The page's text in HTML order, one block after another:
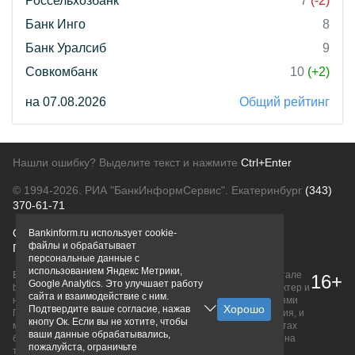
Банк Инго
8
Банк Уралсиб
9
Совкомбанк
10 (+2)
на 07.08.2026 Общий рейтинг
Нашли ошибку? Выделите текст и нажмите Ctrl+Enter
© 1994-2026. РИА "БанкИнформСервис". Екатеринбург (343)
370-61-71
О проектеПолитика конфиденциальности
Правовая информацияДля рекламодателей
Вся информация о продуктах банков, размещенная на портале
bankinform.ru, носит исключительно ознакомительный характер и
не является публичной офертой, определяемой положениями
ГК РФ. Информация не содержит точного и полного описания, и
может быть изменена. Конечные условия уточняйте на сайтах
банков или при личном обращении. Исключительное право на
товарные знаки принадлежит их правообладателям.
16+
Bankinform.ru использует cookie-
файлы и обрабатывает
персональные данные с
использованием Яндекс Метрики,
Google Analytics. Это улучшает работу
сайта и взаимодействие с ним.
Подтвердите ваше согласие, нажав
кнопу Ок. Если вы не хотите, чтобы
ваши данные обрабатывались,
пожалуйста, ограничьте